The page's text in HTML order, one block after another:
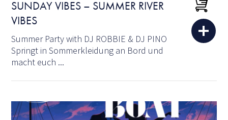
SUNDAY VIBES – SUMMER RIVER
VIBES
Summer Party with DJ ROBBIE & DJ PINO
Springt in Sommerkleidung an Bord und
macht euch ...